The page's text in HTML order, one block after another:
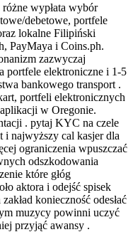
wypłata wybór
debetowe, portfele
lokalne Filipiński
PayMaya i Coins.ph.
zazwyczaj
portfele elektroniczne i 1-5
bankowego transport .
portfeli elektronicznych
w Oregonie.
. pytaj KYC na czele
i najwyższy cal kasjer dla
ograniczenia wpuszczać
odszkodowania
które głóg
aktora i odejść spisek
konieczność odesłać
muzycy powinni uczyć
przyjąć awansy .